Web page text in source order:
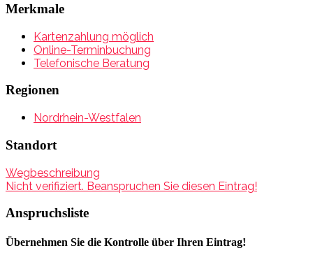
Merkmale
Kartenzahlung möglich
Online-Terminbuchung
Telefonische Beratung
Regionen
Nordrhein-Westfalen
Standort
Wegbeschreibung
Nicht verifiziert. Beanspruchen Sie diesen Eintrag!
Anspruchsliste
Übernehmen Sie die Kontrolle über Ihren Eintrag!